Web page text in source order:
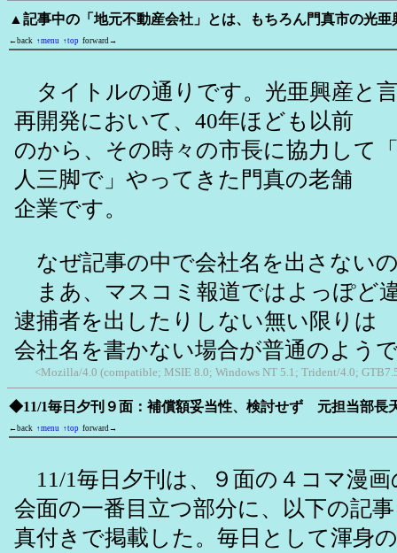
▲記事中の「地元不動産会社」とは、もちろん門真市の光亜
←back ↑menu ↑top forward→
タイトルの通りです。光亜興産と
再開発において、40年ほども以前
のから、その時々の市長に協力して
人三脚で」やってきた門真の老舗
企業です。
なぜ記事の中で会社名を出さない
まあ、マスコミ報道ではよっぽど
逮捕者を出したりしない無い限りは
会社名を書かない場合が普通のよう
<Mozilla/4.0 (compatible; MSIE 8.0; Windows NT 5.1; Trident/4.0;
◆11/1毎日夕刊９面：補償額妥当性、検討せず 元担当部長
←back ↑menu ↑top forward→
11/1毎日夕刊は、９面の４コマ漫
会面の一番目立つ部分に、以下の記
真付きで掲載した。毎日として渾身